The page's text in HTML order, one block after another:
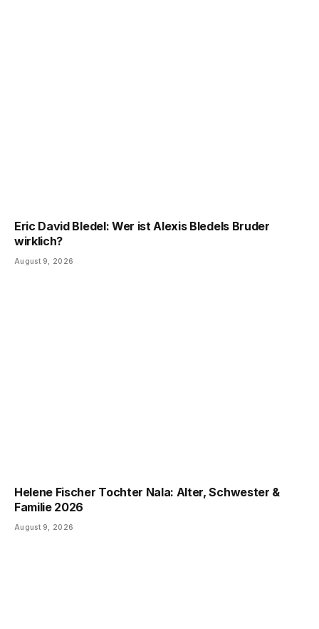
Eric David Bledel: Wer ist Alexis Bledels Bruder
wirklich?
August 9, 2026
Helene Fischer Tochter Nala: Alter, Schwester &
Familie 2026
August 9, 2026